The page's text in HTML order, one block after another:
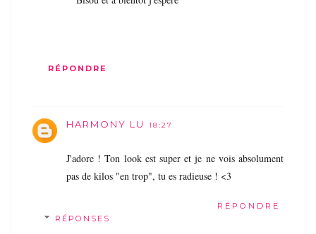
RÉPONDRE
HARMONY LU 18:27
J'adore ! Ton look est super et je ne vois absolument
pas de kilos "en trop", tu es radieuse ! <3
RÉPONDRE
RÉPONSES